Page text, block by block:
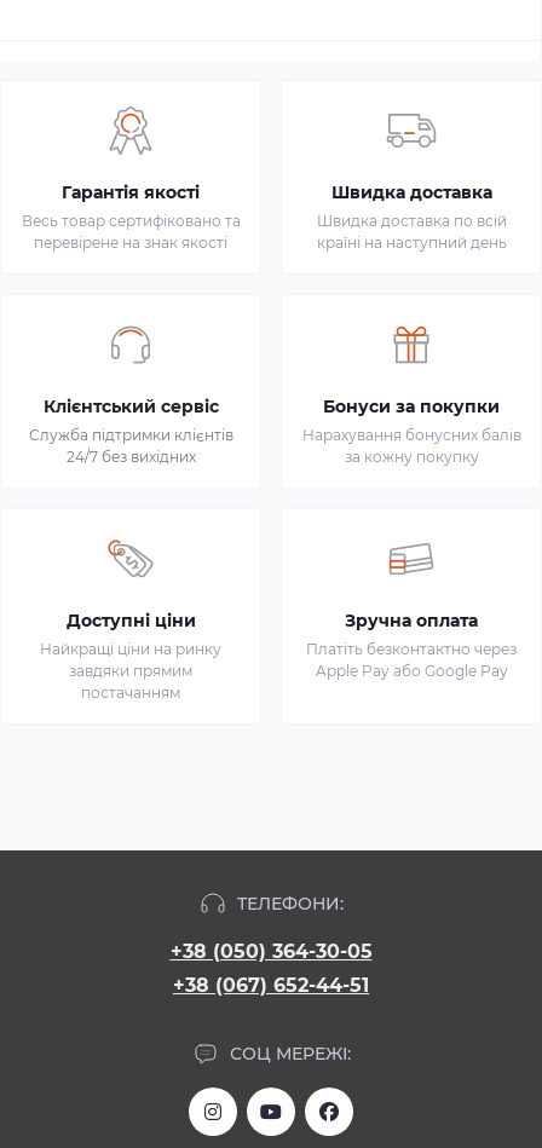
Гарантія якості
Весь товар сертифіковано та
перевірене на знак якості
Швидка доставка
Швидка доставка по всій
країні на наступний день
Клієнтський сервіс
Служба підтримки клієнтів
24/7 без вихідних
Бонуси за покупки
Нарахування бонусних балів
за кожну покупку
Доступні ціни
Найкращі ціни на ринку
завдяки прямим
постачанням
Зручна оплата
Платіть безконтактно через
Apple Pay або Google Pay
ТЕЛЕФОНИ:
+38 (050) 364-30-05
+38 (067) 652-44-51
СОЦ МЕРЕЖІ: